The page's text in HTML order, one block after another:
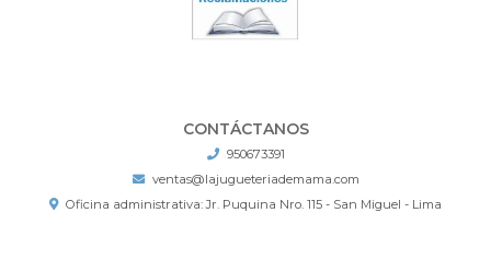
CONTÁCTANOS
950673391
ventas@lajugueteriademama.com
Oficina administrativa: Jr. Puquina Nro. 115 - San Miguel - Lima